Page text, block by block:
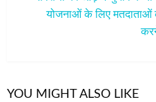
Nextयोजनाओं के लिए मतदाताओं
YOU MIGHT ALSO LIKE